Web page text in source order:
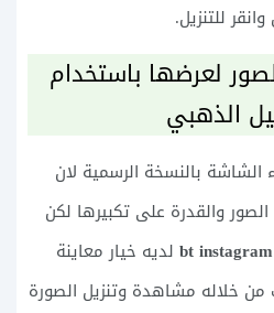
للتنزيل.
لعرضها باستخدام
الشاشة بالنسخة الرسمية لان
الصور والقدرة على تكبيرها لكن
bt instagram لديه خيار معاينة
من خلاله مشاهدة وتنزيل الصورة